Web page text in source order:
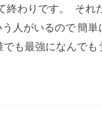
終わりです。 それ
人がいるので 簡単
も最強になんでも